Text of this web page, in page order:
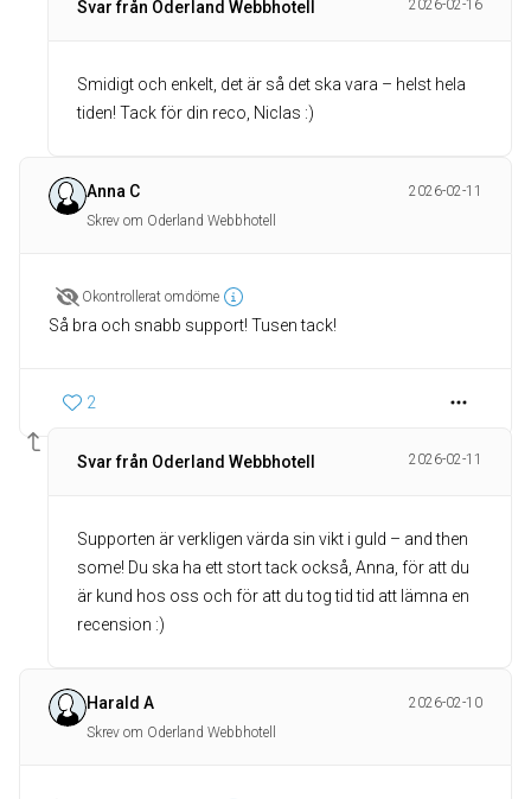
Svar från Oderland Webbhotell 2026-02-16
Smidigt och enkelt, det är så det ska vara – helst hela
tiden! Tack för din reco, Niclas :)
Anna C
2026-02-11
Skrev om Oderland Webbhotell
Okontrollerat omdöme
Så bra och snabb support! Tusen tack!
2
Svar från Oderland Webbhotell 2026-02-11
Supporten är verkligen värda sin vikt i guld – and then
some! Du ska ha ett stort tack också, Anna, för att du
är kund hos oss och för att du tog tid tid att lämna en
recension :)
Harald A
2026-02-10
Skrev om Oderland Webbhotell